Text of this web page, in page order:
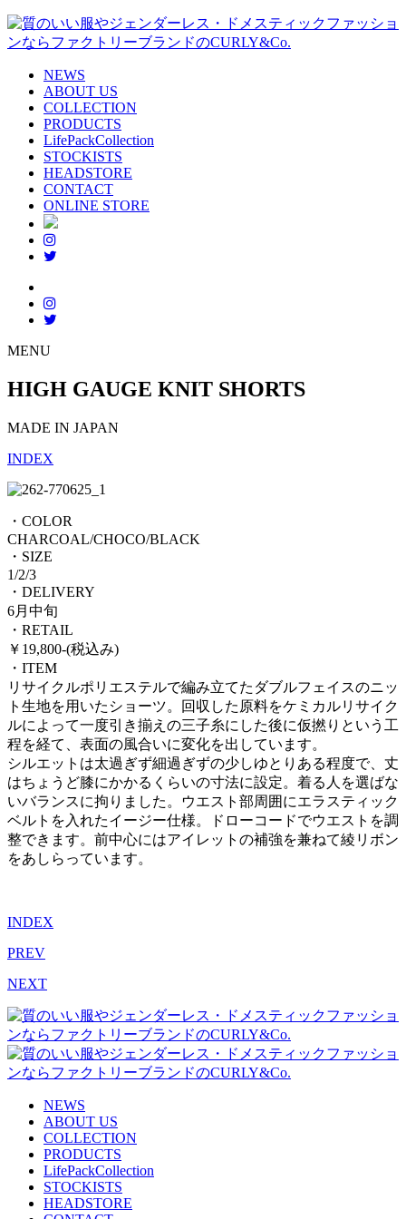
NEWS
ABOUT US
COLLECTION
PRODUCTS
LifePackCollection
STOCKISTS
HEADSTORE
CONTACT
ONLINE STORE
MENU
HIGH GAUGE KNIT SHORTS
MADE IN JAPAN
INDEX
・COLOR
CHARCOAL/CHOCO/BLACK
・SIZE
1/2/3
・DELIVERY
6月中旬
・RETAIL
￥19,800-(税込み)
・ITEM
リサイクルポリエステルで編み立てたダブルフェイスのニッ
ト生地を用いたショーツ。回収した原料をケミカルリサイク
ルによって一度引き揃えの三子糸にした後に仮撚りという工
程を経て、表面の風合いに変化を出しています。
シルエットは太過ぎず細過ぎずの少しゆとりある程度で、丈
はちょうど膝にかかるくらいの寸法に設定。着る人を選ばな
いバランスに拘りました。ウエスト部周囲にエラスティック
ベルトを入れたイージー仕様。ドローコードでウエストを調
整できます。前中心にはアイレットの補強を兼ねて綾リボン
をあしらっています。
INDEX
PREV
NEXT
NEWS
ABOUT US
COLLECTION
PRODUCTS
LifePackCollection
STOCKISTS
HEADSTORE